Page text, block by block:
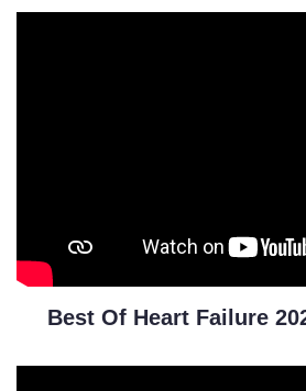
Best Of Heart Failure